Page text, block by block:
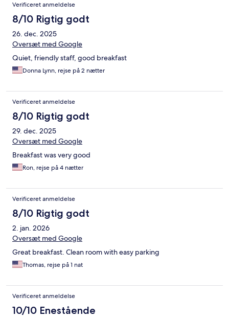
Verificeret anmeldelse
8/10 Rigtig godt
26. dec. 2025
Oversæt med Google
Quiet, friendly staff, good breakfast
Donna Lynn, rejse på 2 nætter
Verificeret anmeldelse
8/10 Rigtig godt
29. dec. 2025
Oversæt med Google
Breakfast was very good
Ron, rejse på 4 nætter
Verificeret anmeldelse
8/10 Rigtig godt
2. jan. 2026
Oversæt med Google
Great breakfast. Clean room with easy parking
Thomas, rejse på 1 nat
Verificeret anmeldelse
10/10 Enestående